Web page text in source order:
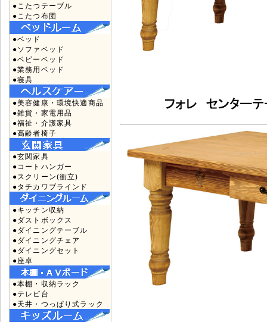
●こたつテーブル
●こたつ布団
●ベッド
●ソファベッド
●ベビーベッド
●業務用ベッド
●寝具
●美容健康・環境快適商品
●雑貨・家電用品
●福祉・介護家具
●高齢者椅子
●玄関家具
●コートハンガー
●スクリーン(衝立)
●タチカワブラインド
●キッチン収納
●ダストボックス
●ダイニングテーブル
●ダイニングチェア
●ダイニングセット
●座卓
●本棚・収納ラック
●テレビ台
●天井・つっぱり式ラック